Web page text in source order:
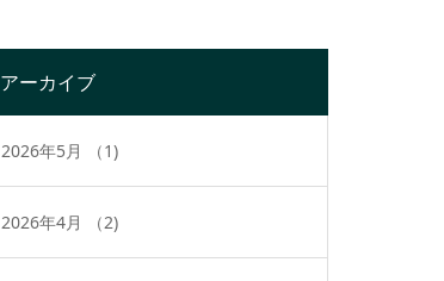
アーカイブ
2026年5月 （1)
2026年4月 （2)